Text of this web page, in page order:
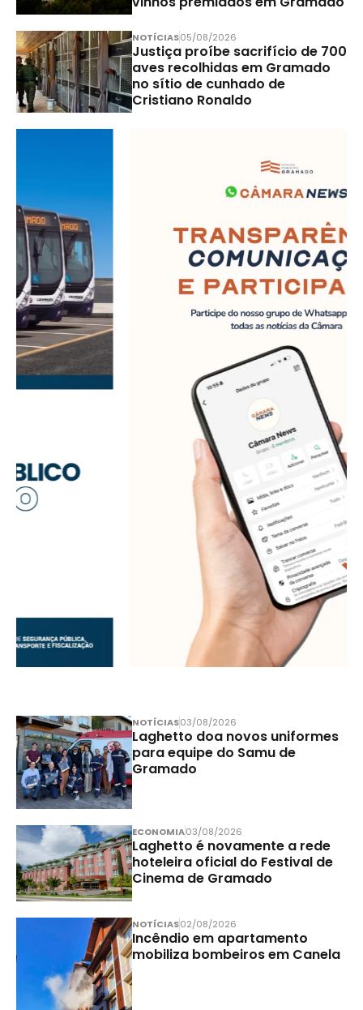
NOTÍCIAS05/08/2026
Justiça proíbe sacrifício de 700
aves recolhidas em Gramado
no sítio de cunhado de
Cristiano Ronaldo
NOTÍCIAS03/08/2026
Laghetto doa novos uniformes
para equipe do Samu de
Gramado
ECONOMIA03/08/2026
Laghetto é novamente a rede
hoteleira oficial do Festival de
Cinema de Gramado
NOTÍCIAS02/08/2026
Incêndio em apartamento
mobiliza bombeiros em Canela